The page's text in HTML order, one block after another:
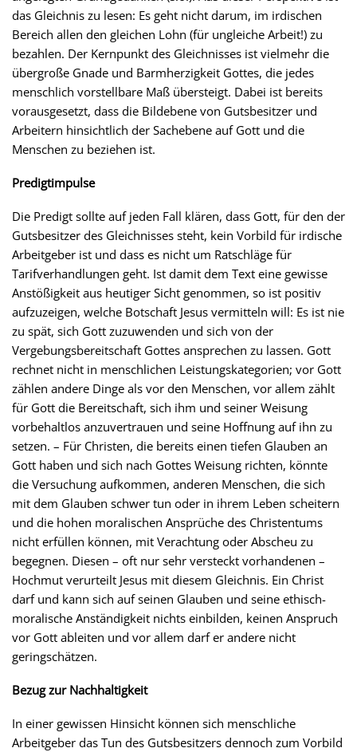
das Gleichnis zu lesen: Es geht nicht darum, im irdischen
Bereich allen den gleichen Lohn (für ungleiche Arbeit!) zu
bezahlen. Der Kernpunkt des Gleichnisses ist vielmehr die
übergroße Gnade und Barmherzigkeit Gottes, die jedes
menschlich vorstellbare Maß übersteigt. Dabei ist bereits
vorausgesetzt, dass die Bildebene von Gutsbesitzer und
Arbeitern hinsichtlich der Sachebene auf Gott und die
Menschen zu beziehen ist.
Predigtimpulse
Die Predigt sollte auf jeden Fall klären, dass Gott, für den der
Gutsbesitzer des Gleichnisses steht, kein Vorbild für irdische
Arbeitgeber ist und dass es nicht um Ratschläge für
Tarifverhandlungen geht. Ist damit dem Text eine gewisse
Anstößigkeit aus heutiger Sicht genommen, so ist positiv
aufzuzeigen, welche Botschaft Jesus vermitteln will: Es ist nie
zu spät, sich Gott zuzuwenden und sich von der
Vergebungsbereitschaft Gottes ansprechen zu lassen. Gott
rechnet nicht in menschlichen Leistungskategorien; vor Gott
zählen andere Dinge als vor den Menschen, vor allem zählt
für Gott die Bereitschaft, sich ihm und seiner Weisung
vorbehaltlos anzuvertrauen und seine Hoffnung auf ihn zu
setzen. – Für Christen, die bereits einen tiefen Glauben an
Gott haben und sich nach Gottes Weisung richten, könnte
die Versuchung aufkommen, anderen Menschen, die sich
mit dem Glauben schwer tun oder in ihrem Leben scheitern
und die hohen moralischen Ansprüche des Christentums
nicht erfüllen können, mit Verachtung oder Abscheu zu
begegnen. Diesen – oft nur sehr versteckt vorhandenen –
Hochmut verurteilt Jesus mit diesem Gleichnis. Ein Christ
darf und kann sich auf seinen Glauben und seine ethisch-
moralische Anständigkeit nichts einbilden, keinen Anspruch
vor Gott ableiten und vor allem darf er andere nicht
geringschätzen.
Bezug zur Nachhaltigkeit
In einer gewissen Hinsicht können sich menschliche
Arbeitgeber das Tun des Gutsbesitzers dennoch zum Vorbild